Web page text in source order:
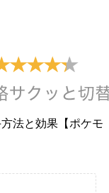
法と効果【ポケモ